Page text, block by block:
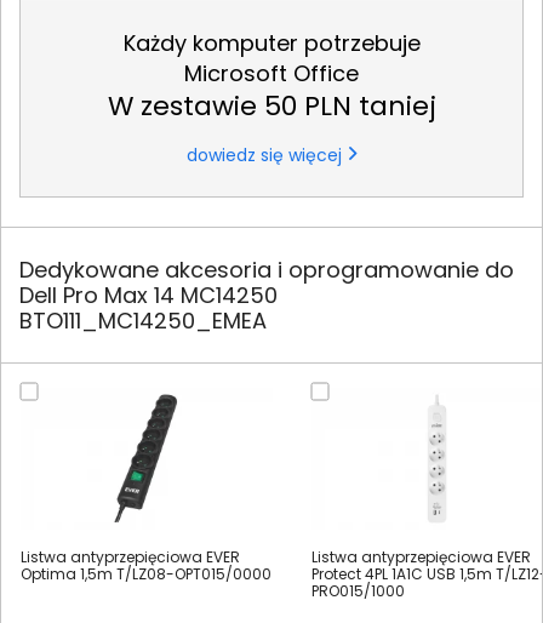
Każdy komputer potrzebuje
Microsoft Office
W zestawie 50 PLN taniej
dowiedz się więcej
Dedykowane akcesoria i oprogramowanie do
Dell Pro Max 14 MC14250
BTO111_MC14250_EMEA
Listwa antyprzepięciowa EVER
Optima 1,5m T/LZ08-OPT015/0000
Listwa antyprzepięciowa EVER
Protect 4PL 1A1C USB 1,5m T/
PRO015/1000